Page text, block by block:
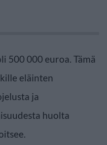
500 000 euroa. Tämä
eläinten
ja
huolta